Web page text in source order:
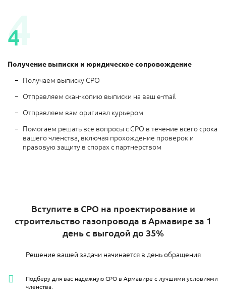
4
4
Получение выписки и юридическое сопровождение
Получаем выписку СРО
Отправляем скан-копию выписки на ваш e-mail
Отправляем вам оригинал курьером
Помогаем решать все вопросы с СРО в течение всего срока
вашего членства, включая прохождение проверок и
правовую защиту в спорах с партнерством
Вступите в СРО на проектирование и
строительство газопровода в Армавире за 1
день с выгодой до 35%
Решение вашей задачи начинается в день обращения
Подберу для вас надежную СРО в Армавире с лучшими условиями
членства.